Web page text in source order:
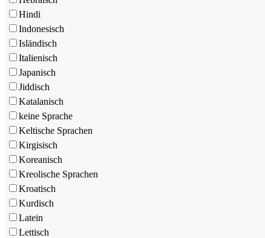
Hindi
Indonesisch
Isländisch
Italienisch
Japanisch
Jiddisch
Katalanisch
keine Sprache
Keltische Sprachen
Kirgisisch
Koreanisch
Kreolische Sprachen
Kroatisch
Kurdisch
Latein
Lettisch